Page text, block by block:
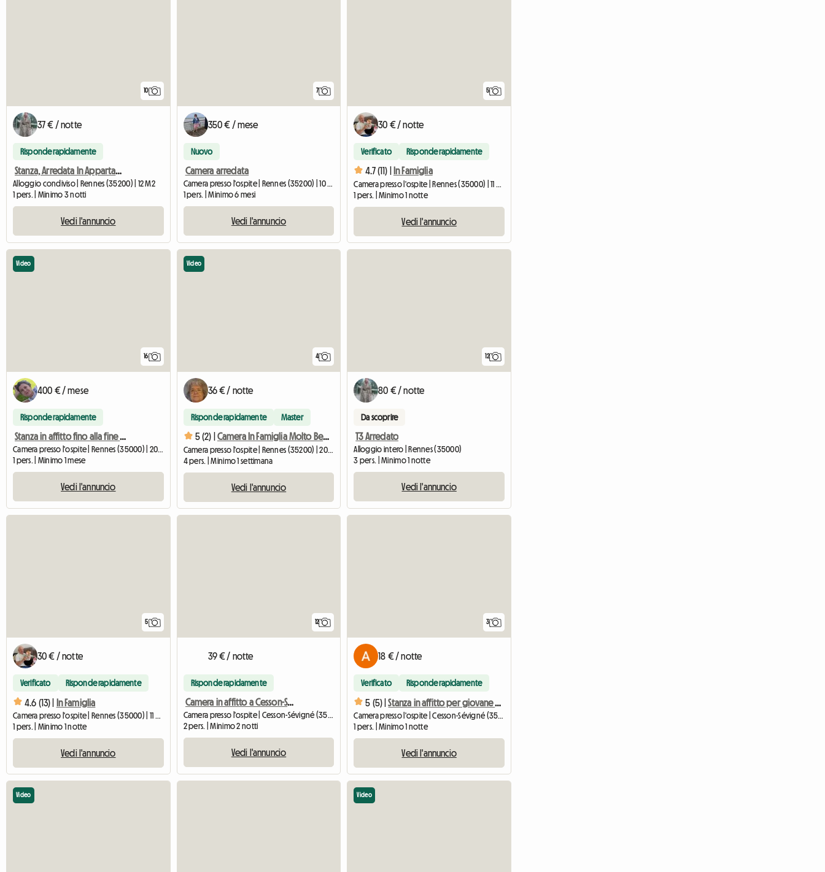
10
37 € / notte
Risponde rapidamente
Stanza, Arredata In Appartamento Condiviso In Un T3
Alloggio condiviso | Rennes (35200) | 12 M2
1 pers. | Minimo 3 notti
Vedi l'annuncio
7
350 € / mese
Nuovo
Camera arredata
1 pers. | Minimo 6 mesi
Vedi l'annuncio
5
30 € / notte
Verificato Risponde rapidamente
4.7 (11) | In Famiglia
1 pers. | Minimo 1 notte
Vedi l'annuncio
16
Video
400 € / mese
Risponde rapidamente
Stanza in affitto fino alla fine di agosto.
Camera presso l'ospite | Rennes (35000) | 20 M2
1 pers. | Minimo 1 mese
Vedi l'annuncio
4
Video
36 € / notte
Risponde rapidamente Master
5 (2) | Camera In Famiglia Molto Bella
Camera presso l'ospite | Rennes (35200) | 20 M2
4 pers. | Minimo 1 settimana
Vedi l'annuncio
12
80 € / notte
Da scoprire
T3 Arredato
Alloggio intero | Rennes (35000)
3 pers. | Minimo 1 notte
Vedi l'annuncio
5
30 € / notte
Verificato Risponde rapidamente
4.6 (13) | In Famiglia
Camera presso l'ospite | Rennes (35000) | 11 M2
1 pers. | Minimo 1 notte
Vedi l'annuncio
12
39 € / notte
Risponde rapidamente
Camera in affitto a Cesson-Sévigné vicino a Rennes
Camera presso l'ospite | Cesson-Sévigné (35510) | 21 M2
2 pers. | Minimo 2 notti
Vedi l'annuncio
3
18 € / notte
Verificato Risponde rapidamente
5 (5) | Stanza in affitto per giovane donna
Camera presso l'ospite | Cesson-Sévigné (35510) | 11 M2
1 pers. | Minimo 1 notte
Vedi l'annuncio
Video Video